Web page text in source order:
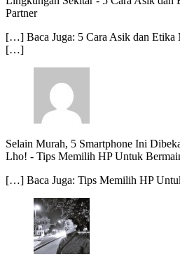
Partner
[…] Baca Juga: 5 Cara Asik dan Etika
[…]
Selain Murah, 5 Smartphone Ini
Lho! - Tips Memilih HP Untuk
[…] Baca Juga: Tips Memilih HP